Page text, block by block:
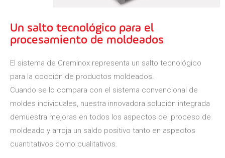
Un salto tecnológico para el
procesamiento de moldeados
El sistema de Creminox representa un salto tecnológico
para la cocción de productos moldeados.
Cuando se lo compara con el sistema convencional de
moldes individuales, nuestra innovadora solución integrada
demuestra mejoras en todos los aspectos del proceso de
moldeado y arroja un saldo positivo tanto en aspectos
cuantitativos como cualitativos.